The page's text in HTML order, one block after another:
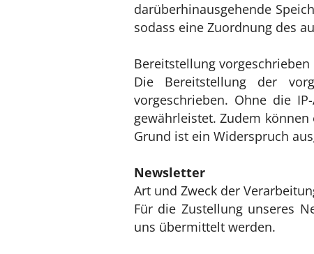
darüberhinausgehende
sodass eine Zuordnung des
Bereitstellung
Die Bereitstellung der
vorgeschrieben. Ohne die
gewährleistet. Zudem
Grund ist ein Widerspruch
Newsletter
Art und Zweck der
Für die Zustellung unseres
uns übermittelt werden.